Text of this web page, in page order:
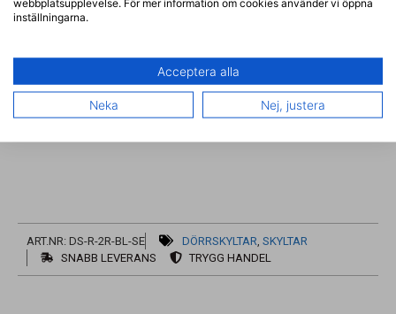
installationen snabb och enkel
Dibond Metallskylt med kärna av polyeten
Skyltarna tillverkas på beställning och skickas
ART.NR: DS-R-2R-BL-SE DÖRRSKYLTAR SKYLTAR
SNABB LEVERANS
TRYGG HANDEL
webbplatsupplevelse. För mer information om cookies använder vi öppna
inställningarna.
Acceptera alla
Neka Nej, justera